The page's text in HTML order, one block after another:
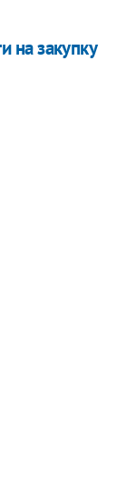
на закупку